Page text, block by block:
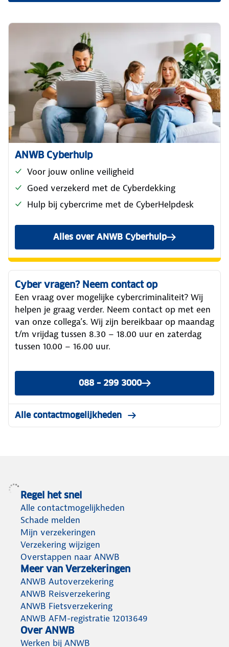
ANWB Cyberhulp
Voor jouw online veiligheid
Goed verzekerd met de Cyberdekking
Hulp bij cybercrime met de CyberHelpdesk
Alles over ANWB Cyberhulp
Cyber vragen? Neem contact op
Een vraag over mogelijke cybercriminaliteit? Wij
helpen je graag verder. Neem contact op met een
van onze collega’s. Wij zijn bereikbaar op maandag
t/m vrijdag tussen 8.30 – 18.00 uur en zaterdag
tussen 10.00 – 16.00 uur.
088 – 299 3000
Alle contactmogelijkheden
Regel het snel
Alle contactmogelijkheden
Schade melden
Mijn verzekeringen
Verzekering wijzigen
Overstappen naar ANWB
Meer van Verzekeringen
ANWB Autoverzekering
ANWB Reisverzekering
ANWB Fietsverzekering
ANWB AFM-registratie 12013649
Over ANWB
Werken bij ANWB